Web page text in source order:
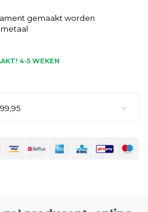
gemaakt worden
4-5 WEKEN